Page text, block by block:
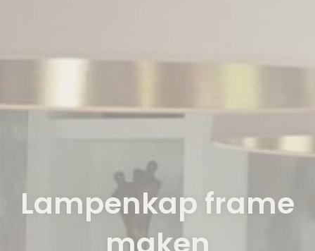
Lampenkap frame